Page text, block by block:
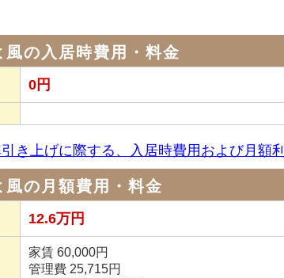
の入居時費用・料金
0円
引き上げに際する、入居時費用および月額
の月額費用・料金
12.6万円
家賃 60,000円
管理費 25,715円